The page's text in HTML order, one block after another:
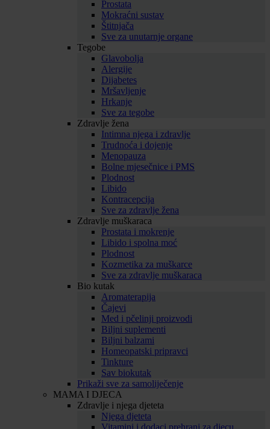
Prostata
Mokraćni sustav
Štitnjača
Sve za unutarnje organe
Tegobe
Glavobolja
Alergije
Dijabetes
Mršavljenje
Hrkanje
Sve za tegobe
Zdravlje žena
Intimna njega i zdravlje
Trudnoća i dojenje
Menopauza
Bolne mjesečnice i PMS
Plodnost
Libido
Kontracepcija
Sve za zdravlje žena
Zdravlje muškaraca
Prostata i mokrenje
Libido i spolna moć
Plodnost
Kozmetika za muškarce
Sve za zdravlje muškaraca
Bio kutak
Aromaterapija
Čajevi
Med i pčelinji proizvodi
Biljni suplementi
Biljni balzami
Homeopatski pripravci
Tinkture
Sav biokutak
Prikaži sve za samoliječenje
MAMA I DJECA
Zdravlje i njega djeteta
Njega djeteta
Vitamini i dodaci prehrani za djecu